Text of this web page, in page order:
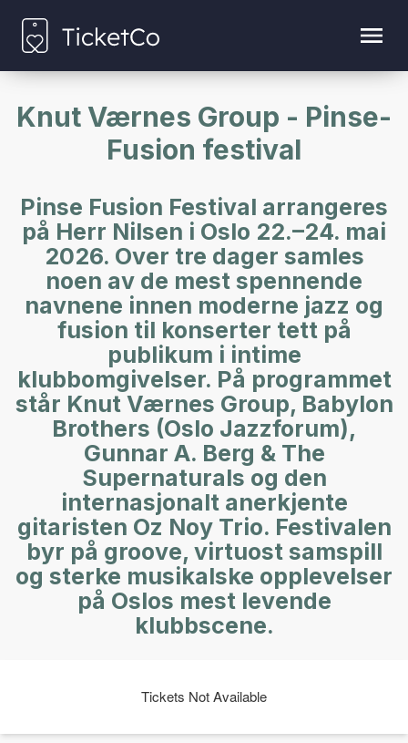
Knut Værnes Group - Pinse-
Fusion festival
Pinse Fusion Festival arrangeres
på Herr Nilsen i Oslo 22.–24. mai
2026. Over tre dager samles
noen av de mest spennende
navnene innen moderne jazz og
fusion til konserter tett på
publikum i intime
klubbomgivelser. På programmet
står Knut Værnes Group, Babylon
Brothers (Oslo Jazzforum),
Gunnar A. Berg & The
Supernaturals og den
internasjonalt anerkjente
gitaristen Oz Noy Trio. Festivalen
byr på groove, virtuost samspill
og sterke musikalske opplevelser
på Oslos mest levende
klubbscene.
Tickets Not Available